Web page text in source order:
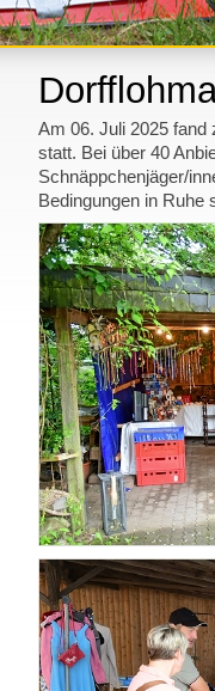
Am 06. Juli 2025 fand
statt. Bei über 40
Schnäppchenjäger/
Bedingungen in Ruhe